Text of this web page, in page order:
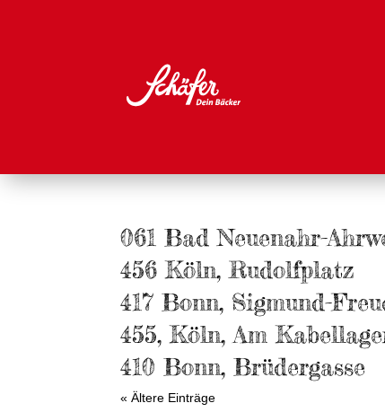
061 Bad Neuenahr-
456 Köln, Rudolfplatz
417 Bonn, Sigmund-
455, Köln, Am
410 Bonn, Brüdergasse
« Ältere Einträge